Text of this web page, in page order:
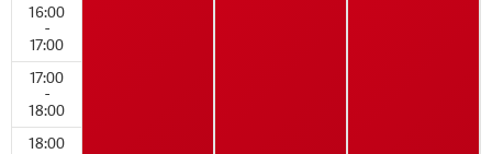
16:00
-
17:00
17:00
-
18:00
18:00